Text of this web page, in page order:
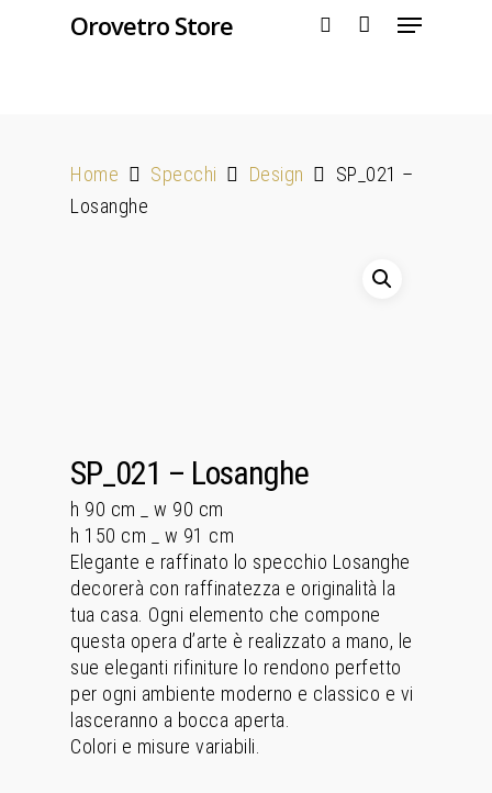
Orovetro Store
Home Specchi Design
SP_021 –
Losanghe
SP_021 – Losanghe
h 90 cm _ w 90 cm
h 150 cm _ w 91 cm
Elegante e raffinato lo specchio Losanghe
decorerà con raffinatezza e originalità la
tua casa. Ogni elemento che compone
questa opera d’arte è realizzato a mano, le
sue eleganti rifiniture lo rendono perfetto
per ogni ambiente moderno e classico e vi
lasceranno a bocca aperta.
Colori e misure variabili.